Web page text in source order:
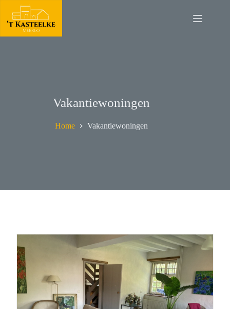
Vakantiewoningen
Home Vakantiewoningen